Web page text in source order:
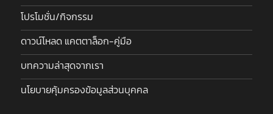
โปรโมชั่น/กิจกรรม
ดาวน์โหลด แคตตาล็อก-คู่มือ
บทความล่าสุดจากเรา
นโยบายคุ้มครองข้อมูลส่วนบุคคล